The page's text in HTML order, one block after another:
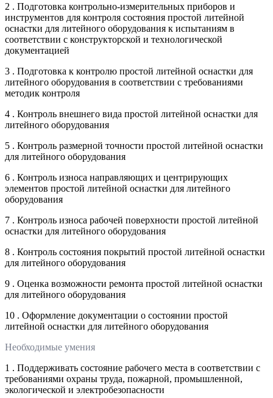
2 . Подготовка контрольно-измерительных приборов и
инструментов для контроля состояния простой литейной
оснастки для литейного оборудования к испытаниям в
соответствии с конструкторской и технологической
документацией
3 . Подготовка к контролю простой литейной оснастки для
литейного оборудования в соответствии с требованиями
методик контроля
4 . Контроль внешнего вида простой литейной оснастки для
литейного оборудования
5 . Контроль размерной точности простой литейной оснастки
для литейного оборудования
6 . Контроль износа направляющих и центрирующих
элементов простой литейной оснастки для литейного
оборудования
7 . Контроль износа рабочей поверхности простой литейной
оснастки для литейного оборудования
8 . Контроль состояния покрытий простой литейной оснастки
для литейного оборудования
9 . Оценка возможности ремонта простой литейной оснастки
для литейного оборудования
10 . Оформление документации о состоянии простой
литейной оснастки для литейного оборудования
Необходимые умения
1 . Поддерживать состояние рабочего места в соответствии с
требованиями охраны труда, пожарной, промышленной,
экологической и электробезопасности